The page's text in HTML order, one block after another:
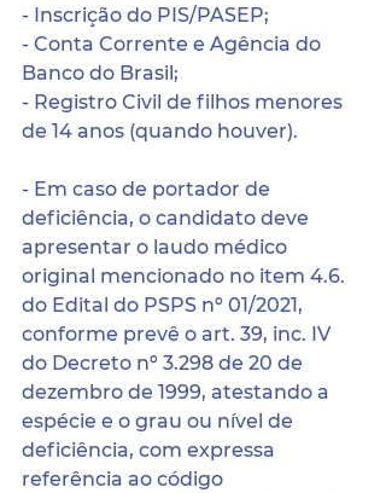
- Inscrição do PIS/PASEP;
- Conta Corrente e Agência do
Banco do Brasil;
- Registro Civil de filhos menores
de 14 anos (quando houver).
- Em caso de portador de
deficiência, o candidato deve
apresentar o laudo médico
original mencionado no item 4.6.
do Edital do PSPS nº 01/2021,
conforme prevê o art. 39, inc. IV
do Decreto nº 3.298 de 20 de
dezembro de 1999, atestando a
espécie e o grau ou nível de
deficiência, com expressa
referência ao código